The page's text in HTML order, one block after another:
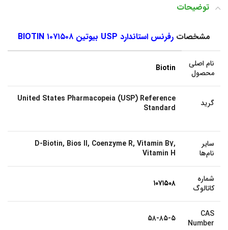
توضیحات
مشخصات رفرنس استاندارد USP بیوتین ۱۰۷۱۵۰۸ BIOTIN
نام اصلی
محصول
Biotin
گرید
United States Pharmacopeia (USP) Reference
Standard
سایر
نام‌ها
D-Biotin, Bios II, Coenzyme R, Vitamin B7,
Vitamin H
شماره
کاتالوگ
۱۰۷۱۵۰۸
CAS
Number
۵۸-۸۵-۵